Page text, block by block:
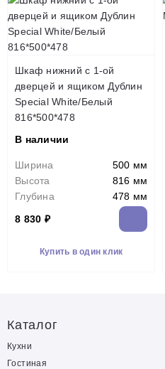
Шкаф нижний с 1-ой
дверцей и ящиком Дублин
Special White/Белый
816*500*478
В наличии
Ширина
500 мм
Высота
816 мм
Глубина
478 мм
8 830 ₽
Купить в один клик
Каталог
Кухни
Гостиная